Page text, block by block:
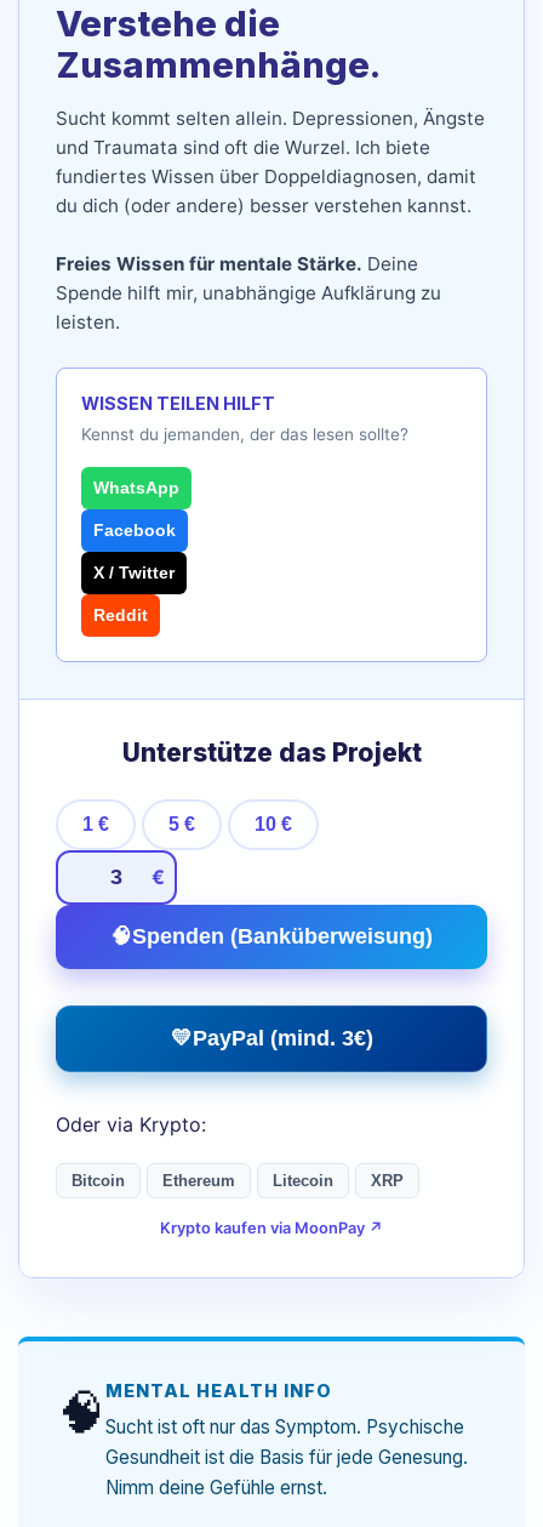
Verstehe die
Zusammenhänge.
Sucht kommt selten allein. Depressionen, Ängste
und Traumata sind oft die Wurzel. Ich biete
fundiertes Wissen über Doppeldiagnosen, damit
du dich (oder andere) besser verstehen kannst.
Freies Wissen für mentale Stärke. Deine
Spende hilft mir, unabhängige Aufklärung zu
leisten.
WISSEN TEILEN HILFT
Kennst du jemanden, der das lesen sollte?
WhatsApp
Facebook
X / Twitter
Reddit
Unterstütze das Projekt
1 € 5 € 10 €
€
🧠Spenden (Banküberweisung)
💛PayPal (mind. 3€)
Oder via Krypto:
Bitcoin Ethereum Litecoin XRP
Krypto kaufen via MoonPay ↗
🧠MENTAL HEALTH INFO
Sucht ist oft nur das Symptom. Psychische
Gesundheit ist die Basis für jede Genesung.
Nimm deine Gefühle ernst.